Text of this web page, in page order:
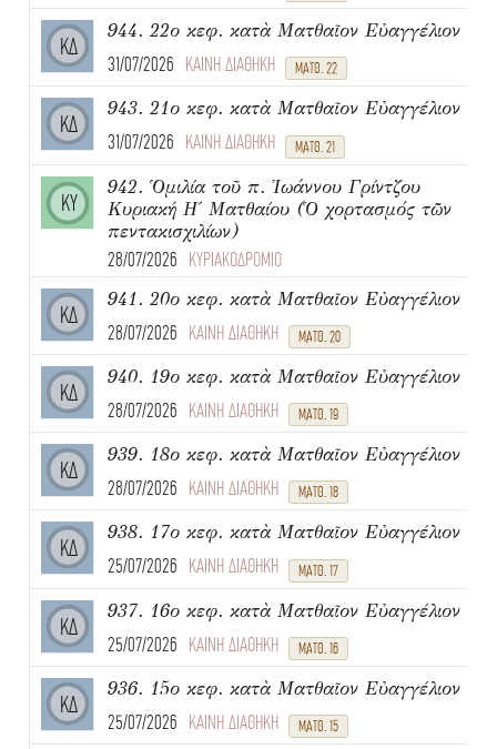
ΚΔ
944. 22ο κεφ. κατὰ Ματθαῖον Εὐαγγέλιον
31/07/2026 ΚΑΙΝΗ ΔΙΑΘΗΚΗ ΜΑΤΘ. 22
ΚΔ
943. 21ο κεφ. κατὰ Ματθαῖον Εὐαγγέλιον
31/07/2026 ΚΑΙΝΗ ΔΙΑΘΗΚΗ ΜΑΤΘ. 21
ΚΥ
942. Ὁμιλία τοῦ π. Ἰωάννου Γρίντζου
Κυριακή Η΄ Ματθαίου (Ὁ χορτασμός τῶν
πεντακισχιλίων)
28/07/2026 ΚΥΡΙΑΚΟΔΡΟΜΙΟ
ΚΔ
941. 20ο κεφ. κατὰ Ματθαῖον Εὐαγγέλιον
28/07/2026 ΚΑΙΝΗ ΔΙΑΘΗΚΗ ΜΑΤΘ. 20
ΚΔ
940. 19ο κεφ. κατὰ Ματθαῖον Εὐαγγέλιον
28/07/2026 ΚΑΙΝΗ ΔΙΑΘΗΚΗ ΜΑΤΘ. 19
ΚΔ
939. 18ο κεφ. κατὰ Ματθαῖον Εὐαγγέλιον
28/07/2026 ΚΑΙΝΗ ΔΙΑΘΗΚΗ ΜΑΤΘ. 18
ΚΔ
938. 17ο κεφ. κατὰ Ματθαῖον Εὐαγγέλιον
25/07/2026 ΚΑΙΝΗ ΔΙΑΘΗΚΗ ΜΑΤΘ. 17
ΚΔ
937. 16ο κεφ. κατὰ Ματθαῖον Εὐαγγέλιον
25/07/2026 ΚΑΙΝΗ ΔΙΑΘΗΚΗ ΜΑΤΘ. 16
ΚΔ
936. 15ο κεφ. κατὰ Ματθαῖον Εὐαγγέλιον
25/07/2026 ΚΑΙΝΗ ΔΙΑΘΗΚΗ ΜΑΤΘ. 15